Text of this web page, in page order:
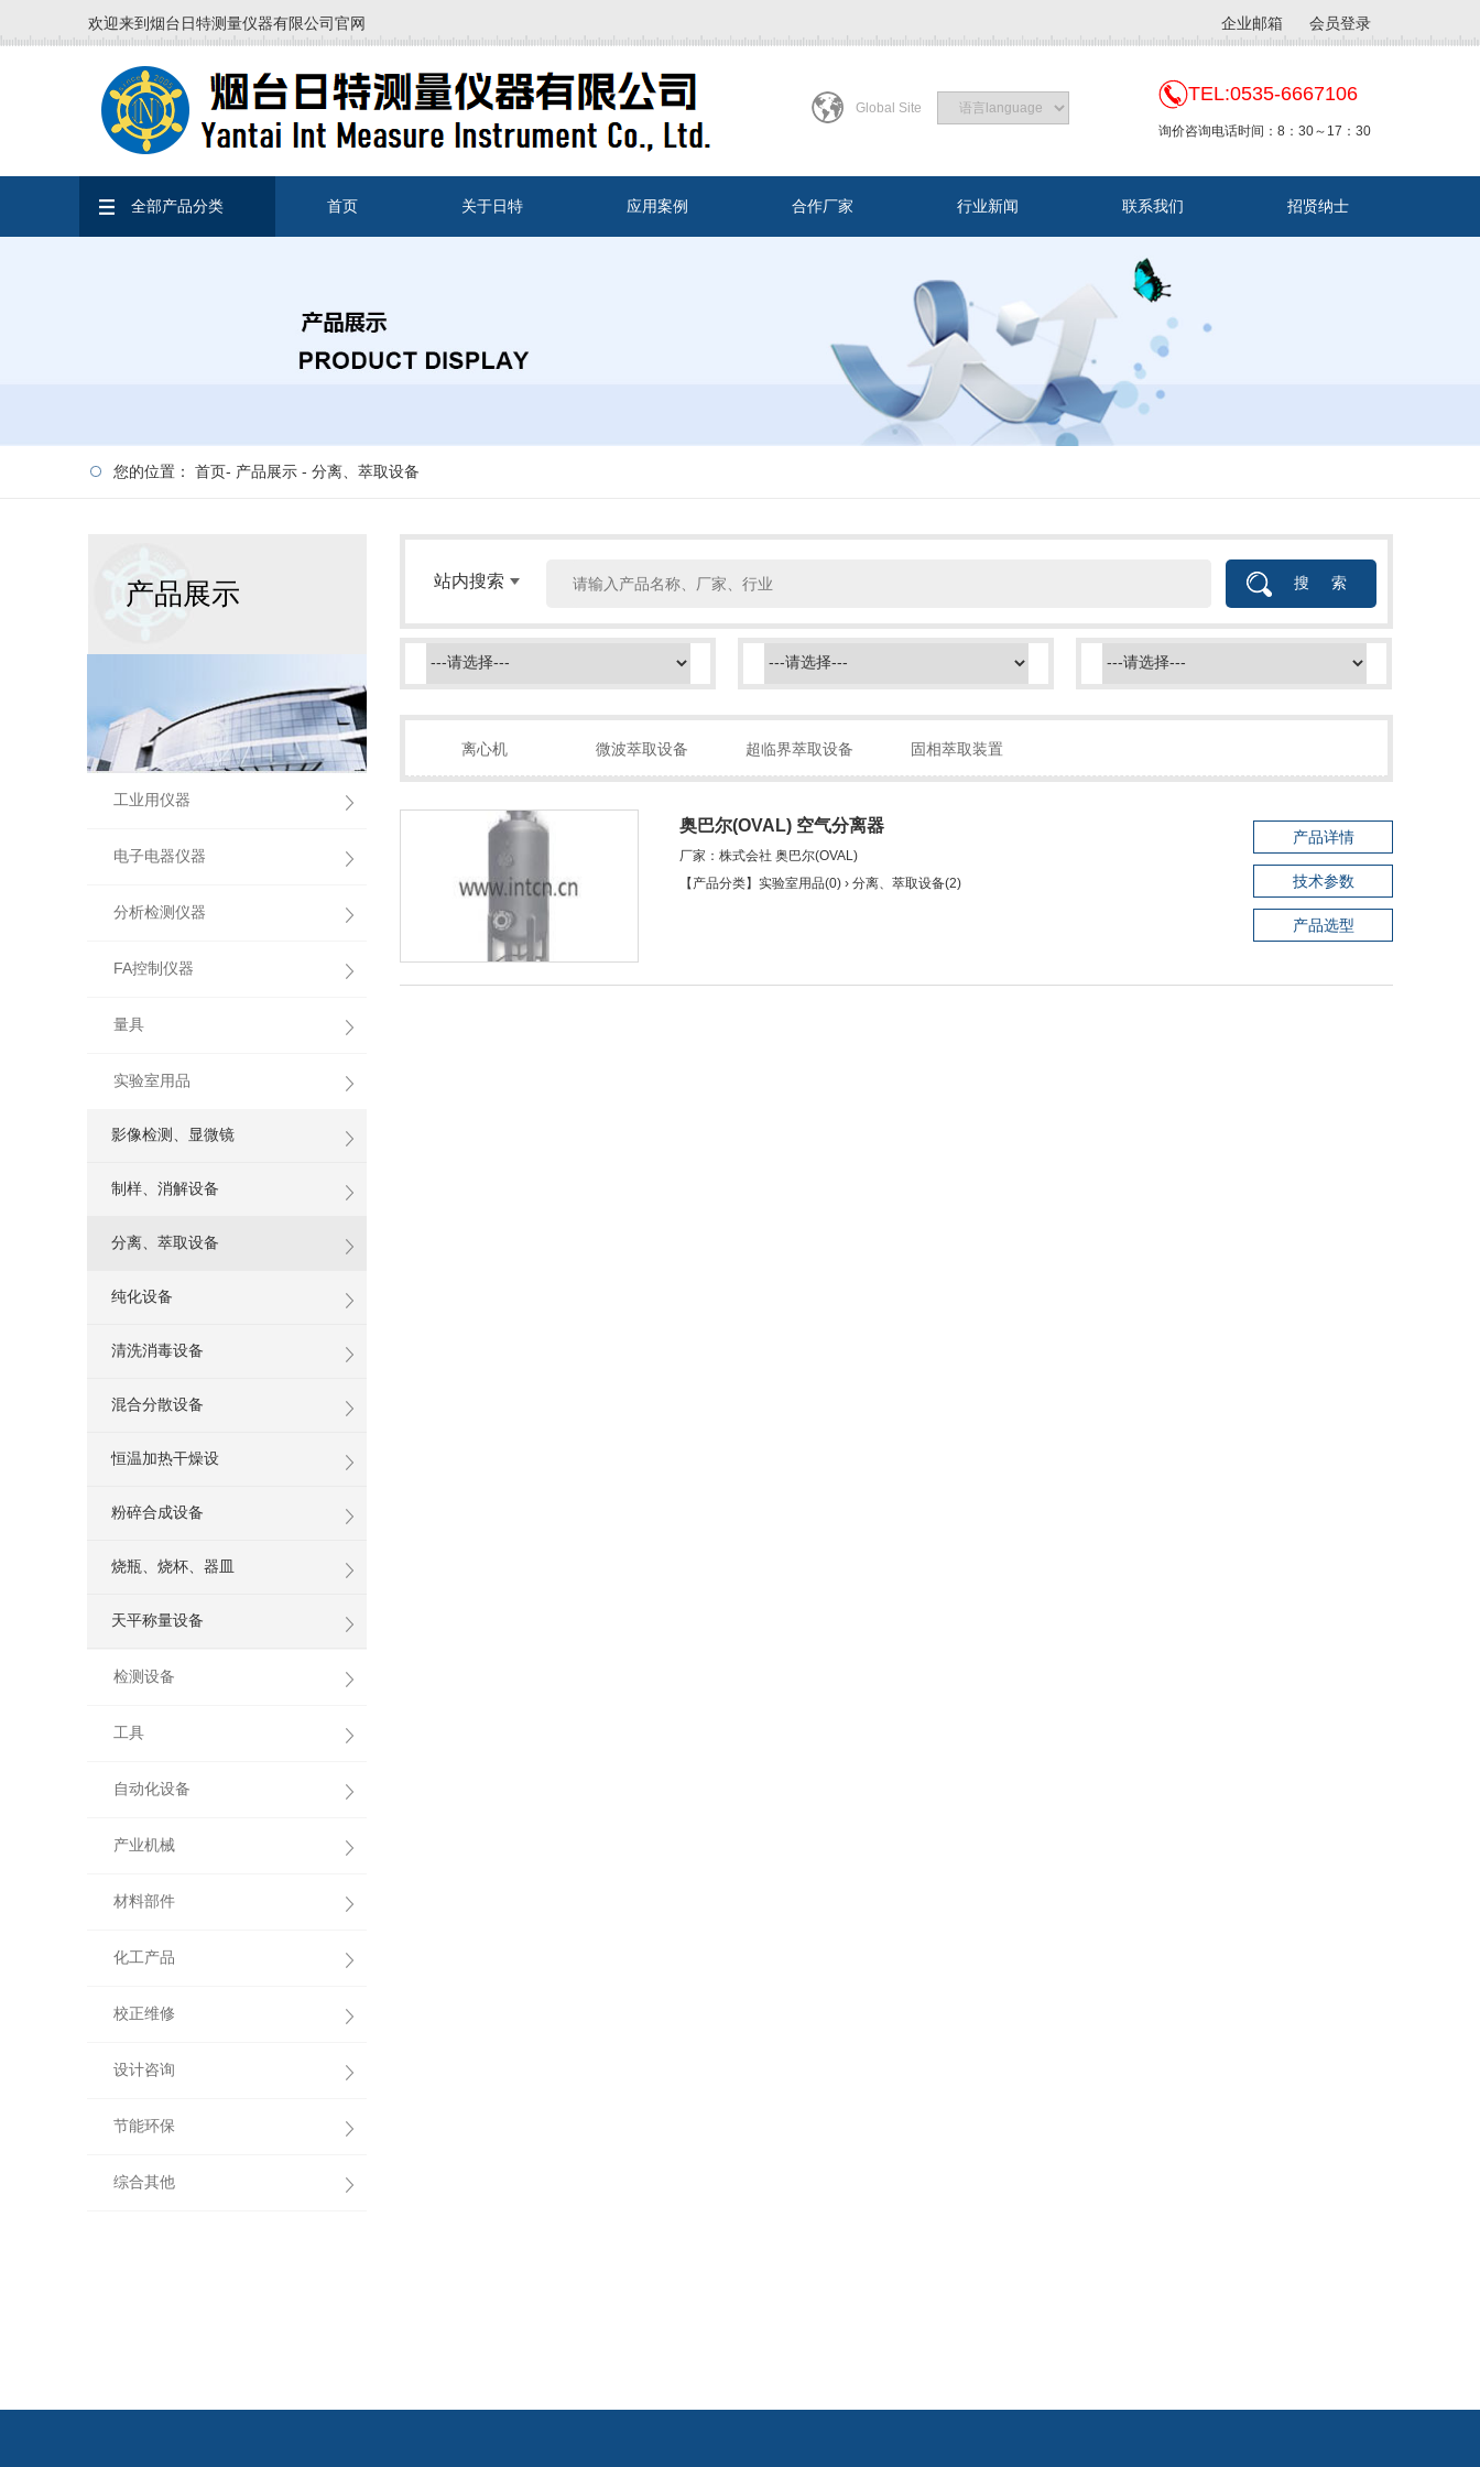
欢迎来到烟台日特测量仪器有限公司官网 企业邮箱 会员登录
Global Site
TEL:0535-6667106
询价咨询电话时间：8：30～17：30
全部产品分类 首页 关于日特 应用案例 合作厂家 行业新闻 联系我们 招贤纳士
您的位置： 首页- 产品展示 - 分离、萃取设备
产品展示
工业用仪器
电子电器仪器
分析检测仪器
FA控制仪器
量具
实验室用品
影像检测、显微镜
制样、消解设备
分离、萃取设备
纯化设备
清洗消毒设备
混合分散设备
恒温加热干燥设
粉碎合成设备
烧瓶、烧杯、器皿
天平称量设备
检测设备
工具
自动化设备
产业机械
材料部件
化工产品
校正维修
设计咨询
节能环保
综合其他
站内搜索
离心机 微波萃取设备 超临界萃取设备 固相萃取装置
奥巴尔(OVAL) 空气分离器
厂家：株式会社 奥巴尔(OVAL)
【产品分类】实验室用品(0) › 分离、萃取设备(2)
产品详情
技术参数
产品选型